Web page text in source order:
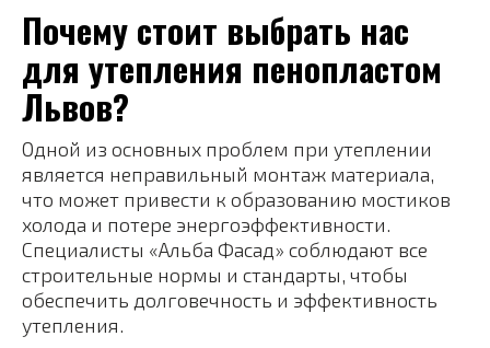
Почему стоит выбрать нас
для утепления пенопластом
Львов?
Одной из основных проблем при утеплении
является неправильный монтаж материала,
что может привести к образованию мостиков
холода и потере энергоэффективности.
Специалисты «Альба Фасад» соблюдают все
строительные нормы и стандарты, чтобы
обеспечить долговечность и эффективность
утепления.